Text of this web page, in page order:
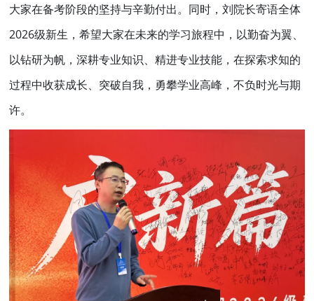
大家在备考阶段的坚持与辛勤付出。同时，刘院长寄语全体
2026级新生，希望大家在未来的学习旅程中，以勤奋为翼、
以钻研为帆，深耕专业知识、精进专业技能，在探索求知的
过程中收获成长、突破自我，勇攀学业高峰，不负时光与期
许。